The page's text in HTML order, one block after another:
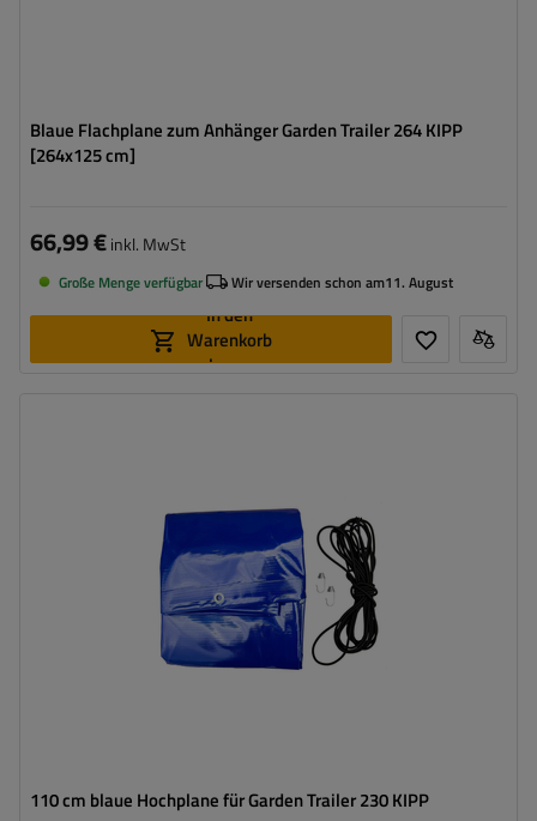
Blaue Flachplane zum Anhänger Garden Trailer 264 KIPP
[264x125 cm]
66,99 €inkl. MwSt
Große Menge verfügbar Wir versenden schon am11. August
In den
Warenkorb
legen
110 cm blaue Hochplane für Garden Trailer 230 KIPP